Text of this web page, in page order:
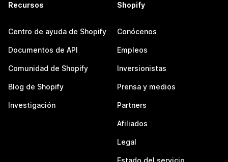
Recursos
Centro de ayuda de Shopify
Documentos de API
Comunidad de Shopify
Blog de Shopify
Investigación
Shopify
Conócenos
Empleos
Inversionistas
Prensa y medios
Partners
Afiliados
Legal